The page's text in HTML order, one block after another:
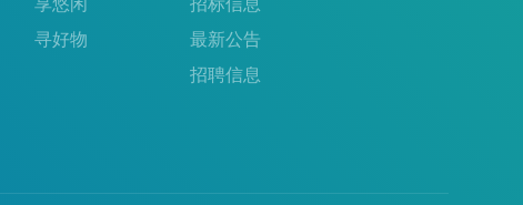
享悠闲
寻好物
招标信息
最新公告
招聘信息